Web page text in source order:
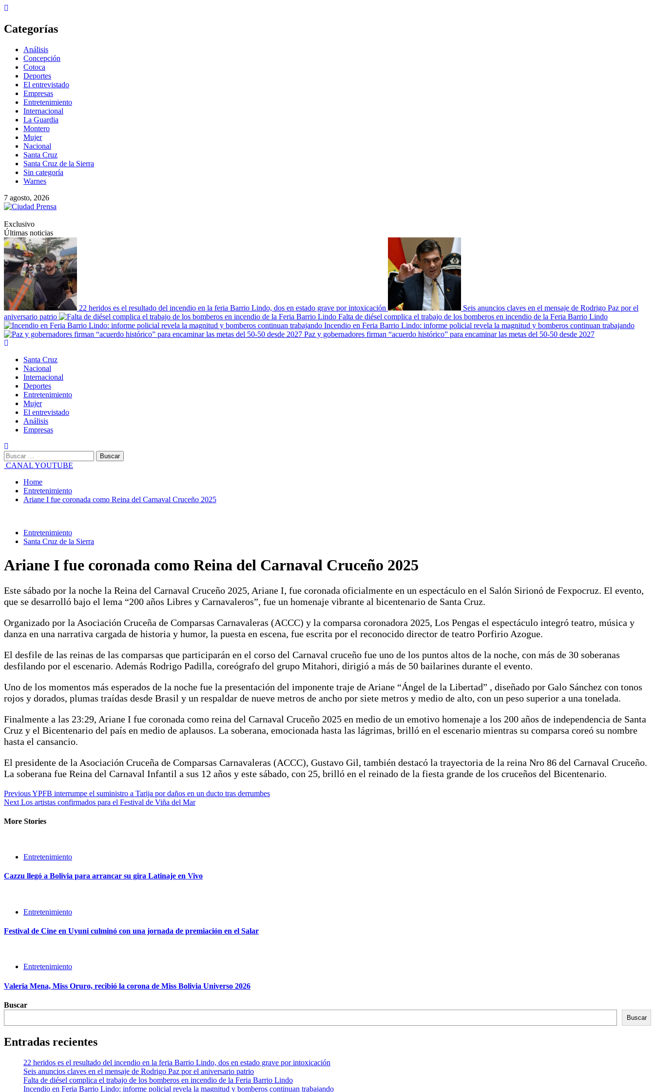
Skip
content
Categorías
Análisis
Concepción
Cotoca
Deportes
El entrevistado
Empresas
Entretenimiento
Internacional
La Guardia
Montero
Mujer
Nacional
Santa Cruz
Santa Cruz de la Sierra
Sin categoría
Warnes
7 agosto, 2026
Exclusivo
Últimas noticias
22 heridos es el resultado del incendio en la feria Barrio Lindo, dos en estado grave por intoxicación
Seis anuncios claves en el mensaje de Rodrigo Paz por el
aniversario patrio
Falta de diésel complica el trabajo de los bomberos en incendio de la Feria Barrio Lindo
Incendio en Feria Barrio Lindo: informe policial revela la magnitud y bomberos continuan trabajando
Paz y gobernadores firman “acuerdo histórico” para encaminar las metas del 50-50 desde 2027
Santa Cruz
Nacional
Internacional
Deportes
Entretenimiento
Mujer
El entrevistado
Análisis
Empresas
Buscar:
CANAL YOUTUBE
Home
Entretenimiento
Ariane I fue coronada como Reina del Carnaval Cruceño 2025
Entretenimiento
Santa Cruz de la Sierra
Ariane I fue coronada como Reina del Carnaval Cruceño 2025
Este sábado por la noche la Reina del Carnaval Cruceño 2025, Ariane I, fue coronada oficialmente en un espectáculo en el Salón Sirionó de Fexpocruz. El evento,
que se desarrolló bajo el lema “200 años Libres y Carnavaleros”, fue un homenaje vibrante al bicentenario de Santa Cruz.
Organizado por la Asociación Cruceña de Comparsas Carnavaleras (ACCC) y la comparsa coronadora 2025, Los Pengas el espectáculo integró teatro, música y
danza en una narrativa cargada de historia y humor, la puesta en escena, fue escrita por el reconocido director de teatro Porfirio Azogue.
El desfile de las reinas de las comparsas que participarán en el corso del Carnaval cruceño fue uno de los puntos altos de la noche, con más de 30 soberanas
desfilando por el escenario. Además Rodrigo Padilla, coreógrafo del grupo Mitahori, dirigió a más de 50 bailarines durante el evento.
Uno de los momentos más esperados de la noche fue la presentación del imponente traje de Ariane “Ángel de la Libertad” , diseñado por Galo Sánchez con tonos
rojos y dorados, plumas traídas desde Brasil y un respaldar de nueve metros de ancho por siete metros y medio de alto, con un peso superior a una tonelada.
Finalmente a las 23:29, Ariane I fue coronada como reina del Carnaval Cruceño 2025 en medio de un emotivo homenaje a los 200 años de independencia de Santa
Cruz y el Bicentenario del país en medio de aplausos. La soberana, emocionada hasta las lágrimas, brilló en el escenario mientras su comparsa coreó su nombre
hasta el cansancio.
El presidente de la Asociación Cruceña de Comparsas Carnavaleras (ACCC), Gustavo Gil, también destacó la trayectoria de la reina Nro 86 del Carnaval Cruceño.
La soberana fue Reina del Carnaval Infantil a sus 12 años y este sábado, con 25, brilló en el reinado de la fiesta grande de los cruceños del Bicentenario.
Continue
Reading
PreviousYPFB interrumpe el suministro a Tarija por daños en un ducto tras derrumbes
Next Los artistas confirmados para el Festival de Viña del Mar
More Stories
Entretenimiento
Cazzu llegó a Bolivia para arrancar su gira Latinaje en Vivo
Entretenimiento
Festival de Cine en Uyuni culminó con una jornada de premiación en el Salar
Entretenimiento
Valeria Mena, Miss Oruro, recibió la corona de Miss Bolivia Universo 2026
Buscar
Buscar
Entradas recientes
22 heridos es el resultado del incendio en la feria Barrio Lindo, dos en estado grave por intoxicación
Seis anuncios claves en el mensaje de Rodrigo Paz por el aniversario patrio
Falta de diésel complica el trabajo de los bomberos en incendio de la Feria Barrio Lindo
Incendio en Feria Barrio Lindo: informe policial revela la magnitud y bomberos continuan trabajando